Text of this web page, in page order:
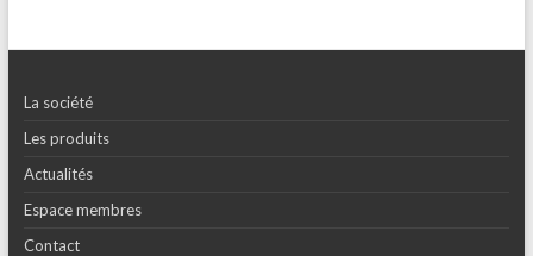
La société
Les produits
Actualités
Espace membres
Contact